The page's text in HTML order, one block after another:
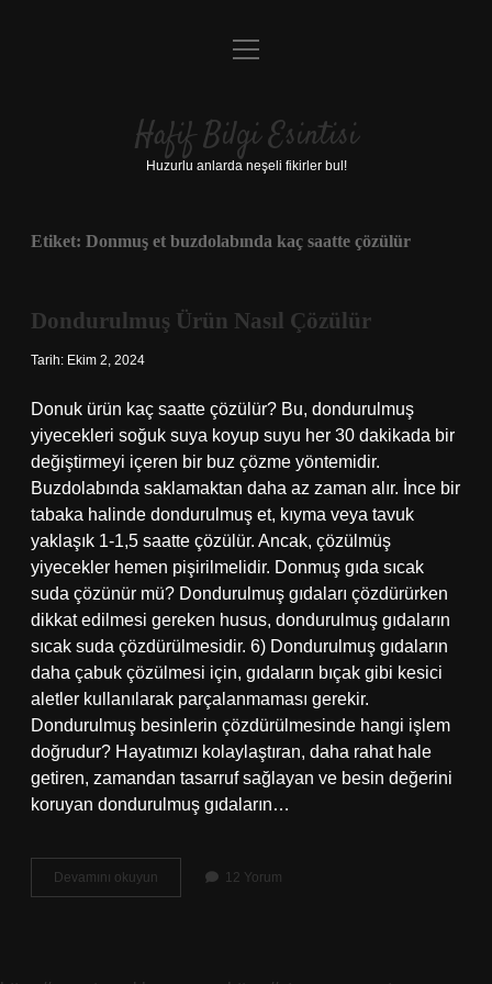
Anasayfa
Yasal Uyarı
menüyü
Hafif Bilgi Esintisi
Huzurlu anlarda neşeli fikirler bul!
Etiket: Donmuş et buzdolabında kaç saatte çözülür
Dondurulmuş Ürün Nasıl Çözülür
Tarih: Ekim 2, 2024
Donuk ürün kaç saatte çözülür? Bu, dondurulmuş
yiyecekleri soğuk suya koyup suyu her 30 dakikada bir
değiştirmeyi içeren bir buz çözme yöntemidir.
Buzdolabında saklamaktan daha az zaman alır. İnce bir
tabaka halinde dondurulmuş et, kıyma veya tavuk
yaklaşık 1-1,5 saatte çözülür. Ancak, çözülmüş
yiyecekler hemen pişirilmelidir. Donmuş gıda sıcak
suda çözünür mü? Dondurulmuş gıdaları çözdürürken
dikkat edilmesi gereken husus, dondurulmuş gıdaların
sıcak suda çözdürülmesidir. 6) Dondurulmuş gıdaların
daha çabuk çözülmesi için, gıdaların bıçak gibi kesici
aletler kullanılarak parçalanmaması gerekir.
Dondurulmuş besinlerin çözdürülmesinde hangi işlem
doğrudur? Hayatımızı kolaylaştıran, daha rahat hale
getiren, zamandan tasarruf sağlayan ve besin değerini
koruyan dondurulmuş gıdaların…
Devamını okuyun Dondurulmuş
Ürün
12 Yorum